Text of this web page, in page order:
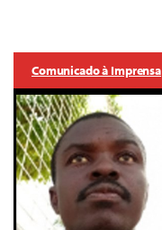
Comunicado à Imprensa